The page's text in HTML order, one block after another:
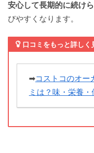
安心して長期的に続け
びやすくなります。
口コミをもっと詳しく
➡コストコのオー
ミは？味・栄養